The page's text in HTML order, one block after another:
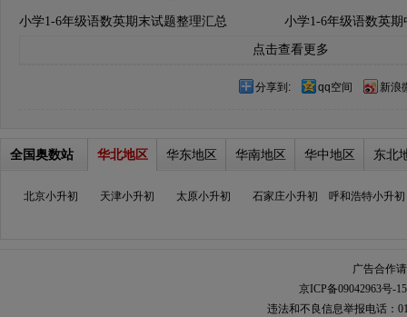
小学1-6年级语数英期末试题整理汇总
小学1-6年级语数英
点击查看更多
分享到: qq空间 新浪
全国奥数站 华北地区 华东地区 华南地区 华中地区 东北
北京小升初 天津小升初 太原小升初 石家庄小升初 呼和浩特小升初
广告合作
京ICP备09042963号-15
违法和不良信息举报电话：